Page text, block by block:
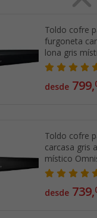
Toldo cofre
furgoneta
lona gris
desde 799,
Toldo cofre
carcasa gris
místico
desde 739,
cm para
5003,
Juego
toldos